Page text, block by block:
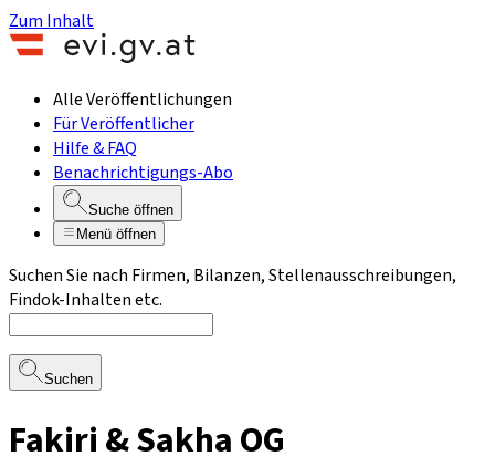
Zum Inhalt
Alle Veröffentlichungen
Für Veröffentlicher
Hilfe & FAQ
Benachrichtigungs-Abo
Suche öffnen
Menü öffnen
Suchen Sie nach Firmen, Bilanzen, Stellenausschreibungen,
Findok-Inhalten etc.
Suchen
Fakiri & Sakha OG